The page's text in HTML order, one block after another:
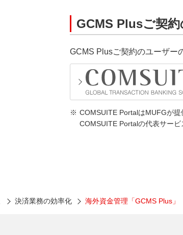
GCMS Plusご契
GCMS Plusご契約のユーザー
COMSUITE PortalはMUFGが
COMSUITE Portalの代表サービ
決済業務の効率化 海外資金管理「GCMS Plus」